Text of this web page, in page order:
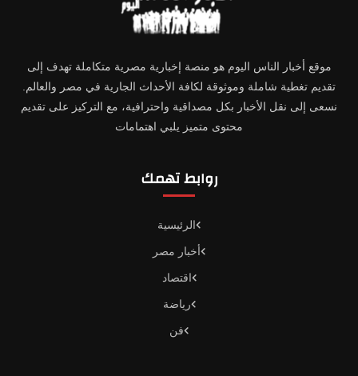
موقع أخبار الناس اليوم هو منصة إخبارية مصرية متكاملة تهدف إلى
تقديم تغطية شاملة وموثوقة لكافة الأحداث الجارية في مصر والعالم.
نسعى إلى نقل الأخبار بكل مصداقية واحترافية، مع التركيز على تقديم
محتوى متميز يلبي اهتمامات
روابط تهمك
الرئيسية
أخبار مصر
اقتصاد
رياضة
فن